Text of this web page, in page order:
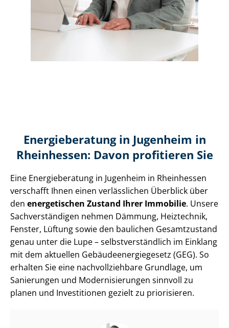
Energieberatung in Jugenheim in
Rheinhessen: Davon profitieren Sie
Eine Energieberatung in Jugenheim in Rheinhessen
verschafft Ihnen einen verlässlichen Überblick über
den energetischen Zustand Ihrer Immobilie. Unsere
Sach­ver­stän­di­gen nehmen Dämmung, Heiztechnik,
Fenster, Lüftung sowie den baulichen Gesamtzustand
genau unter die Lupe – selbst­ver­ständ­lich im Einklang
mit dem aktuellen Ge­bäu­de­en­er­gie­ge­setz (GEG). So
erhalten Sie eine nach­voll­zieh­ba­re Grundlage, um
Sanierungen und Mo­der­ni­sie­run­gen sinnvoll zu
planen und Investitionen gezielt zu priorisieren.